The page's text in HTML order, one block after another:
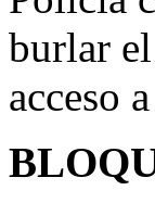
burlar
acceso